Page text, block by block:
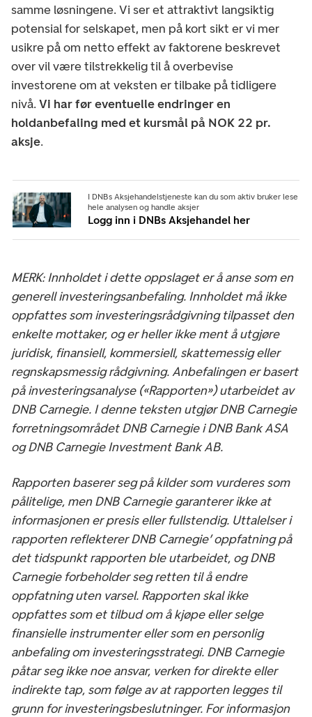
samme løsningene. Vi ser et attraktivt langsiktig
potensial for selskapet, men på kort sikt er vi mer
usikre på om netto effekt av faktorene beskrevet
over vil være tilstrekkelig til å overbevise
investorene om at veksten er tilbake på tidligere
nivå. Vi har før eventuelle endringer en
holdanbefaling med et kursmål på NOK 22 pr.
aksje.
I DNBs Aksjehandelstjeneste kan du som aktiv bruker lese
hele analysen og handle aksjer
Logg inn i DNBs Aksjehandel her
MERK: Innholdet i dette oppslaget er å anse som en
generell investeringsanbefaling. Innholdet må ikke
oppfattes som investeringsrådgivning tilpasset den
enkelte mottaker, og er heller ikke ment å utgjøre
juridisk, finansiell, kommersiell, skattemessig eller
regnskapsmessig rådgivning. Anbefalingen er basert
på investeringsanalyse («Rapporten») utarbeidet av
DNB Carnegie. I denne teksten utgjør DNB Carnegie
forretningsområdet DNB Carnegie i DNB Bank ASA
og DNB Carnegie Investment Bank AB.
Rapporten baserer seg på kilder som vurderes som
pålitelige, men DNB Carnegie garanterer ikke at
informasjonen er presis eller fullstendig. Uttalelser i
rapporten reflekterer DNB Carnegie’ oppfatning på
det tidspunkt rapporten ble utarbeidet, og DNB
Carnegie forbeholder seg retten til å endre
oppfatning uten varsel. Rapporten skal ikke
oppfattes som et tilbud om å kjøpe eller selge
finansielle instrumenter eller som en personlig
anbefaling om investeringsstrategi. DNB Carnegie
påtar seg ikke noe ansvar, verken for direkte eller
indirekte tap, som følge av at rapporten legges til
grunn for investeringsbeslutninger. For informasjon